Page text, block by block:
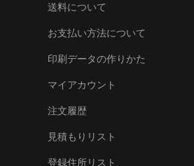
送料について
お支払い方法について
印刷データの作りかた
マイアカウント
注文履歴
見積もりリスト
登録住所リスト